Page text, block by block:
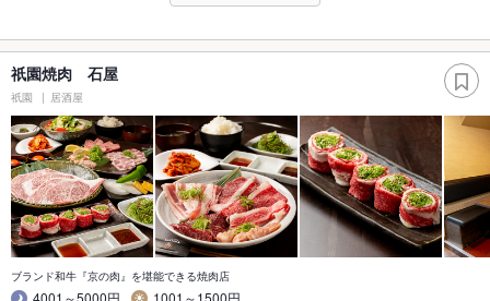
祇園焼肉 石屋
祇園 居酒屋
ブランド和牛『京の肉』を堪能できる焼肉店
4001～5000円 1001～1500円